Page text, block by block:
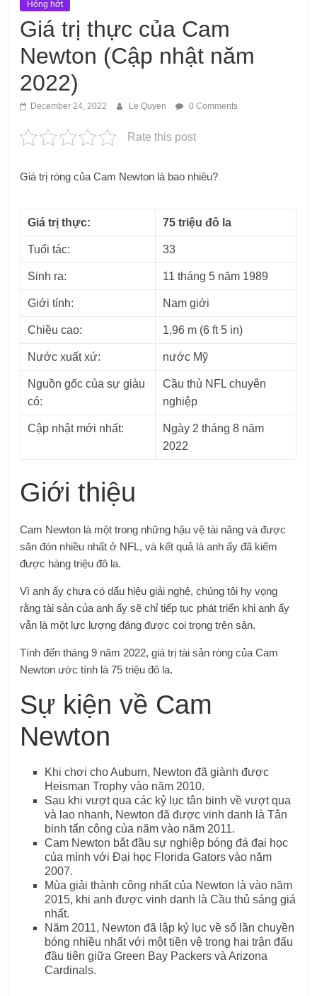
Hóng hớt
Giá trị thực của Cam
Newton (Cập nhật năm
2022)
December 24, 2022 Le Quyen 0 Comments
Rate this post
Giá trị ròng của Cam Newton là bao nhiêu?
Giá trị thực: 75 triệu đô la
Tuổi tác: 33
Sinh ra: 11 tháng 5 năm 1989
Giới tính: Nam giới
Chiều cao: 1,96 m (6 ft 5 in)
Nước xuất xứ: nước Mỹ
Nguồn gốc của sự giàu
có:
Cầu thủ NFL chuyên
nghiệp
Cập nhật mới nhất:
Ngày 2 tháng 8 năm
2022
Giới thiệu
Cam Newton là một trong những hậu vệ tài năng và được
săn đón nhiều nhất ở NFL, và kết quả là anh ấy đã kiếm
được hàng triệu đô la.
Vì anh ấy chưa có dấu hiệu giải nghệ, chúng tôi hy vọng
rằng tài sản của anh ấy sẽ chỉ tiếp tục phát triển khi anh ấy
vẫn là một lực lượng đáng được coi trọng trên sân.
Tính đến tháng 9 năm 2022, giá trị tài sản ròng của Cam
Newton ước tính là 75 triệu đô la.
Sự kiện về Cam
Newton
Khi chơi cho Auburn, Newton đã giành được
Heisman Trophy vào năm 2010.
Sau khi vượt qua các kỷ lục tân binh về vượt qua
và lao nhanh, Newton đã được vinh danh là Tân
binh tấn công của năm vào năm 2011.
Cam Newton bắt đầu sự nghiệp bóng đá đại học
của mình với Đại học Florida Gators vào năm
2007.
Mùa giải thành công nhất của Newton là vào năm
2015, khi anh được vinh danh là Cầu thủ sáng giá
nhất.
Năm 2011, Newton đã lập kỷ lục về số lần chuyền
bóng nhiều nhất với một tiền vệ trong hai trận đấu
đầu tiên giữa Green Bay Packers và Arizona
Cardinals.